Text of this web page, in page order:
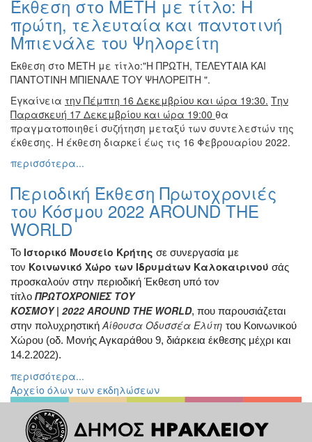
Βιβλίο
Ζωγραφική
Φωτογραφία
Τραγούδι
Κινηματογράφος
Χορός
Θέατρο
Παζάρι
Ειδών
Συνέδρια
Ημερίδες
Διημερίδες
Σεμινάρια-
Διαλέξεις-
Ομιλίες
Διάφορες
Εκθέσεις
Εκδηλώσεις
για
Παιδιά
Άλλες
Εκδηλώσεις
Έκθεση στο ΜΕΤΗ με τίτλο: Η
πρώτη, τελευταία και παντοτινή
Μπιενάλε του Ψηλορείτη
Έκθεση στο ΜΕΤΗ με τίτλο:"Η ΠΡΩΤΗ, ΤΕΛΕΥΤΑΙΑ ΚΑΙ
ΠΑΝΤΟΤΙΝΗ ΜΠΙΕΝΑΛΕ ΤΟΥ ΨΗΛΟΡΕΙΤΗ ".
Εγκαίνεια την Πέμπτη 16 Δεκεμβρίου και ώρα 19:30. Την
Παρασκευή 17 Δεκεμβρίου και ώρα 19:00 θα
πραγματοποιηθεί συζήτηση μεταξύ των συντελεστών της
έκθεσης. Η έκθεση διαρκεί έως τις 16 Φεβρουαρίου 2022.
περισσότερα...
Περιοδική Έκθεση Πρωτοχρονιές
του Κόσμου 2022 AROUND THE
WORLD
Το Ιστορικό Μουσείο Κρήτης σε συνεργασία με
τον Κοινωνικό Χώρο των Ιδρυμάτων Καλοκαιρινού σάς
προσκαλούν στην περιοδική Έκθεση υπό τον
τίτλο ΠΡΩΤΟΧΡΟΝΙΕΣ ΤΟΥ
ΚΟΣΜΟΥ| 2022AROUND THE WORLD, που παρουσιάζεται
στην πολυχρηστική Αίθουσα Οδυσσέα Ελύτη του Κοινωνικού
Χώρου (οδ. Μονής Αγκαράθου 9, διάρκεια έκθεσης μέχρι και
14.2.2022).
περισσότερα...
Αρχείο όλων των εκδηλώσεων